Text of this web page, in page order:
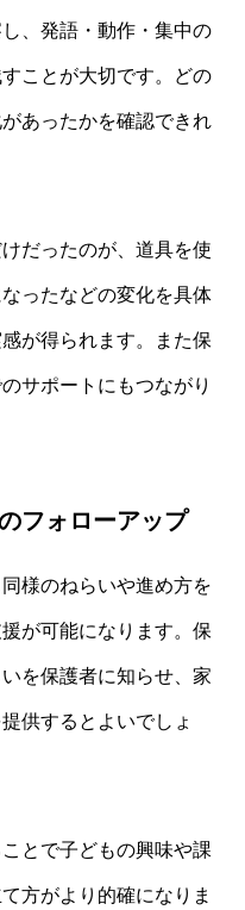
、発語・動作・集中の
ことが大切です。どの
あったかを確認できれ
だったのが、道具を使
ったなどの変化を具体
が得られます。また保
サポートにもつながり
フォローアップ
様のねらいや進め方を
が可能になります。保
を保護者に知らせ、家
供するとよいでしょ
とで子どもの興味や課
方がより的確になりま